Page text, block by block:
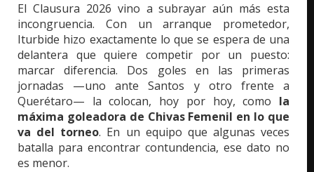
El Clausura 2026 vino a subrayar aún más esta
incongruencia. Con un arranque prometedor,
Iturbide hizo exactamente lo que se espera de una
delantera que quiere competir por un puesto:
marcar diferencia. Dos goles en las primeras
jornadas —uno ante Santos y otro frente a
Querétaro— la colocan, hoy por hoy, como la
máxima goleadora de Chivas Femenil en lo que
va del torneo. En un equipo que algunas veces
batalla para encontrar contundencia, ese dato no
es menor.